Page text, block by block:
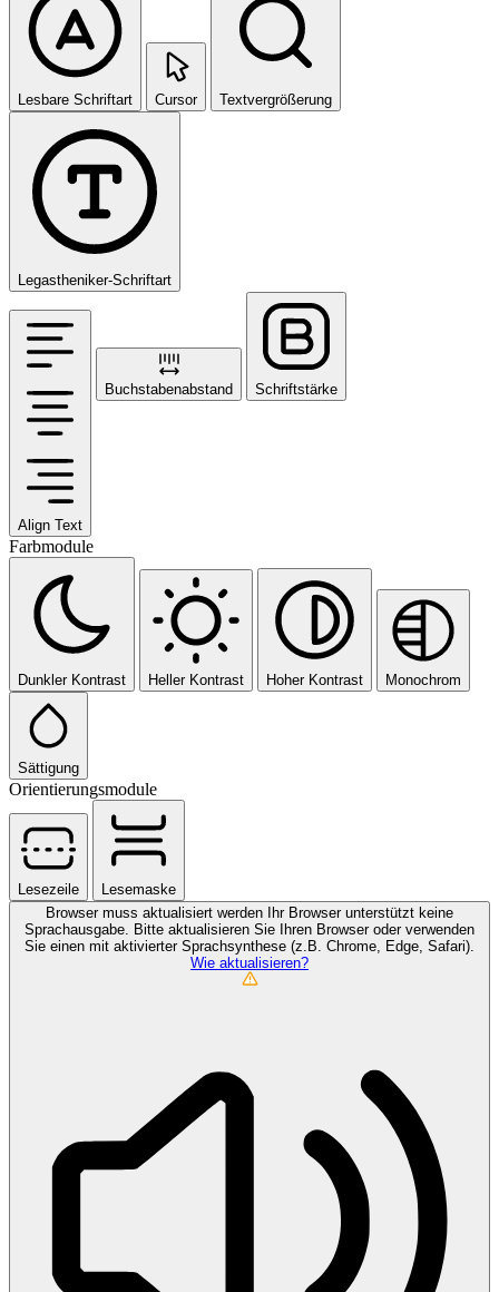
Lesbare Schriftart Cursor Textvergrößerung
Legastheniker-Schriftart
Align Text
Buchstabenabstand Schriftstärke
Farbmodule
Dunkler Kontrast Heller Kontrast Hoher Kontrast Monochrom
Sättigung
Orientierungsmodule
Lesezeile
Lesemaske
Browser muss aktualisiert werden
Ihr Browser unterstützt keine
Sprachausgabe. Bitte aktualisieren Sie Ihren Browser oder verwenden
Sie einen mit aktivierter Sprachsynthese (z.B. Chrome, Edge, Safari).
Wie aktualisieren?